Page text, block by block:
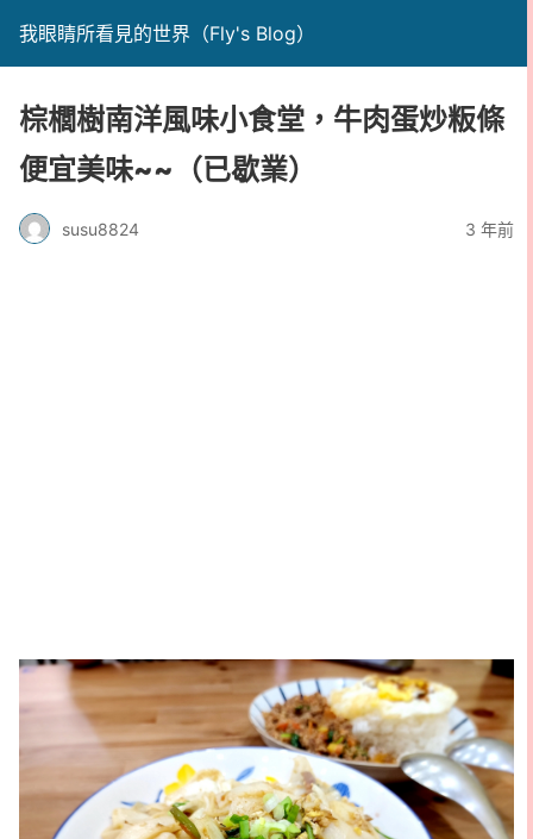
我眼睛所看見的世界（Fly's Blog）
棕櫚樹南洋風味小食堂，牛肉蛋炒粄條
便宜美味~~（已歇業）
susu8824 3 年前